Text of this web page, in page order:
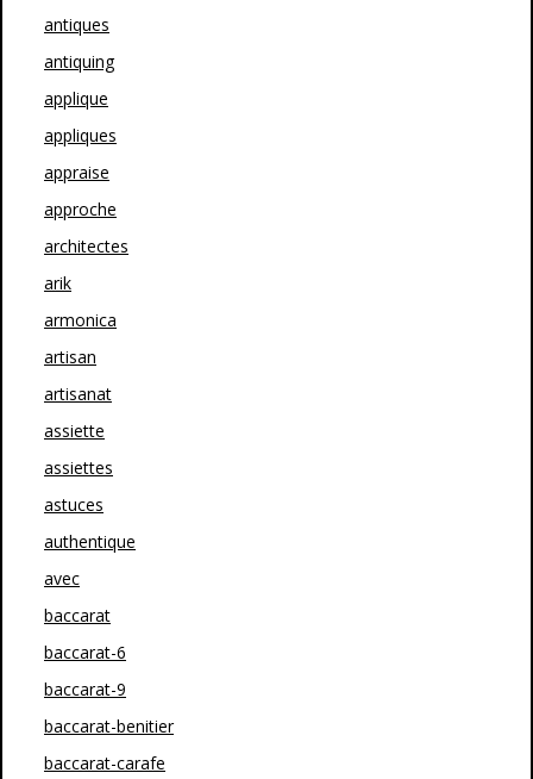
antiques
antiquing
applique
appliques
appraise
approche
architectes
arik
armonica
artisan
artisanat
assiette
assiettes
astuces
authentique
avec
baccarat
baccarat-6
baccarat-9
baccarat-benitier
baccarat-carafe